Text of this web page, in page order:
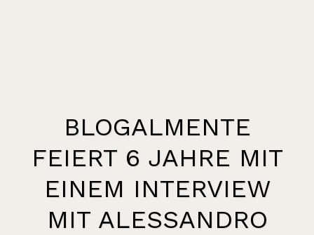
BLOGALMENTE
FEIERT 6 JAHRE MIT
EINEM INTERVIEW
MIT ALESSANDRO